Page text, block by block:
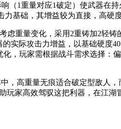
（1重量对应1破定）使武器在
基础，其增益较为直接，高硬
重量变化，采用2重铸加2轻铸
实际攻击力增益，以基础硬度
，玩家需根据战斗需求选择：
，高重量无痕适合破定型敌人
家高效驾驭这把利器，在江湖